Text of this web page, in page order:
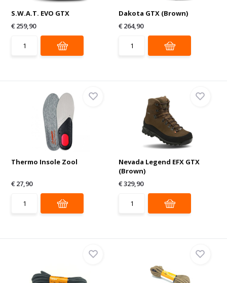
S.W.A.T. EVO GTX
€ 259,90
Dakota GTX (Brown)
€ 264,90
Thermo Insole Zool
€ 27,90
Nevada Legend EFX GTX
(Brown)
€ 329,90